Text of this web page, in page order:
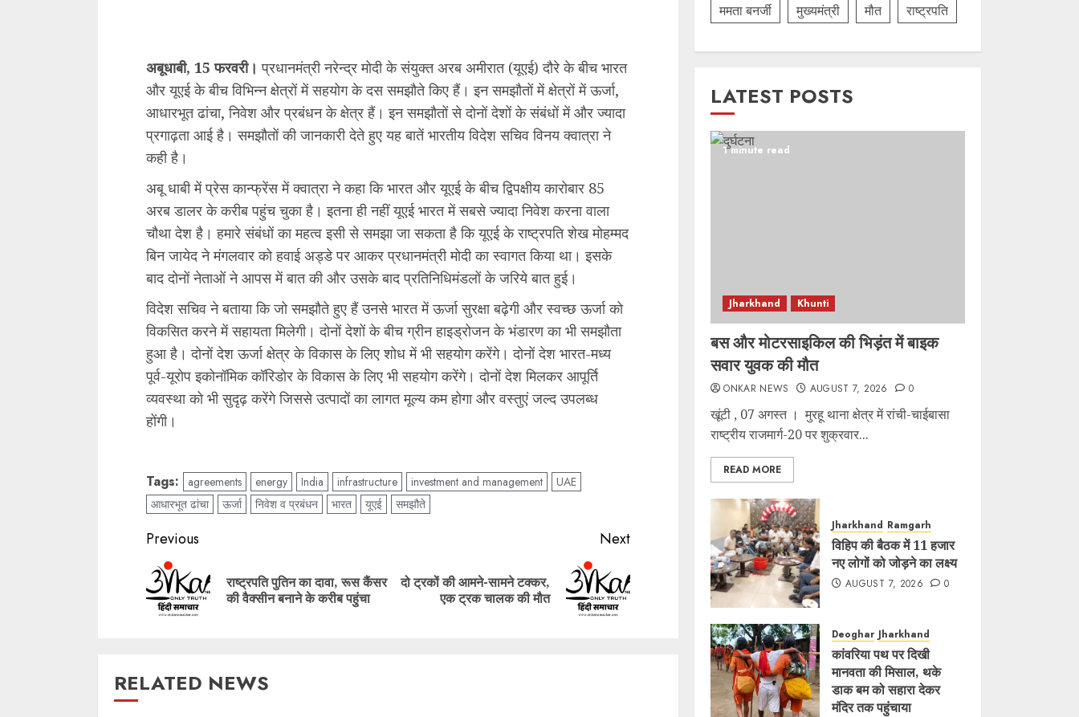
अबूधाबी, 15 फरवरी। प्रधानमंत्री नरेन्द्र मोदी के संयुक्त अरब अमीरात (यूएई) दौरे के बीच भारत
और यूएई के बीच विभिन्न क्षेत्रों में सहयोग के दस समझौते किए हैं। इन समझौतों में क्षेत्रों में ऊर्जा,
आधारभूत ढांचा, निवेश और प्रबंधन के क्षेत्र हैं। इन समझौतों से दोनों देशों के संबंधों में और ज्यादा
प्रगाढ़ता आई है। समझौतों की जानकारी देते हुए यह बातें भारतीय विदेश सचिव विनय क्वात्रा ने
कही है।
अबू धाबी में प्रेस कान्फ्रेंस में क्वात्रा ने कहा कि भारत और यूएई के बीच द्विपक्षीय कारोबार 85
अरब डालर के करीब पहुंच चुका है। इतना ही नहीं यूएई भारत में सबसे ज्यादा निवेश करना वाला
चौथा देश है। हमारे संबंधों का महत्व इसी से समझा जा सकता है कि यूएई के राष्ट्रपति शेख मोहम्मद
बिन जायेद ने मंगलवार को हवाई अड्डे पर आकर प्रधानमंत्री मोदी का स्वागत किया था। इसके
बाद दोनों नेताओं ने आपस में बात की और उसके बाद प्रतिनिधिमंडलों के जरिये बात हुई।
विदेश सचिव ने बताया कि जो समझौते हुए हैं उनसे भारत में ऊर्जा सुरक्षा बढ़ेगी और स्वच्छ ऊर्जा को
विकसित करने में सहायता मिलेगी। दोनों देशों के बीच ग्रीन हाइड्रोजन के भंडारण का भी समझौता
हुआ है। दोनों देश ऊर्जा क्षेत्र के विकास के लिए शोध में भी सहयोग करेंगे। दोनों देश भारत-मध्य
पूर्व-यूरोप इकोनॉमिक कॉरिडोर के विकास के लिए भी सहयोग करेंगे। दोनों देश मिलकर आपूर्ति
व्यवस्था को भी सुदृढ़ करेंगे जिससे उत्पादों का लागत मूल्य कम होगा और वस्तुएं जल्द उपलब्ध
होंगी।
Tags: agreements energy India infrastructure investment and management
UAE
आधारभूत ढांचा
ऊर्जा निवेश व प्रबंधन भारत यूएई समझौते
Post
navigation
Previous
Previous
राष्ट्रपति पुतिन का दावा, रूस कैंसर
की वैक्सीन बनाने के करीब पहुंचा
Next
Next
दो ट्रकों की आमने-सामने टक्कर,
एक ट्रक चालक की मौत
RELATED NEWS
ममता बनर्जी
मुख्यमंत्री मौत राष्ट्रपति
LATEST POSTS
1 minute read
Jharkhand Khunti
बस और मोटरसाइकिल की भिड़ंत में बाइक
सवार युवक की मौत
ONKAR NEWS AUGUST 7, 2026 0
खूंटी , 07 अगस्त । मुरहू थाना क्षेत्र में रांची-चाईबासा
राष्ट्रीय राजमार्ग-20 पर शुक्रवार...
READ MORE
Jharkhand Ramgarh
विहिप की बैठक में 11 हजार
नए लोगों को जोड़ने का लक्ष्य
AUGUST 7, 2026 0
Deoghar Jharkhand
कांवरिया पथ पर दिखी
मानवता की मिसाल, थके
डाक बम को सहारा देकर
मंदिर तक पहुंचाया